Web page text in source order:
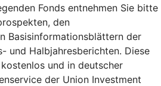
Fonds entnehmen Sie bitte
den
Basisinformationsblättern der
und Halbjahresberichten. Diese
und in deutscher
der Union Investment